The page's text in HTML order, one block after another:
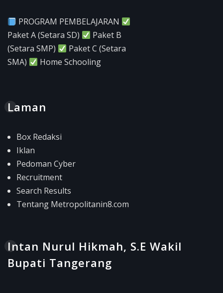
PROGRAM PEMBELAJARAN
Paket A (Setara SD)
Paket B
(Setara SMP)
Paket C (Setara
SMA)
Home Schooling
Laman
Box Redaksi
Iklan
Pedoman Cyber
Recruitment
Search Results
Tentang Metropolitanin8.com
Intan Nurul Hikmah, S.E Wakil
Bupati Tangerang